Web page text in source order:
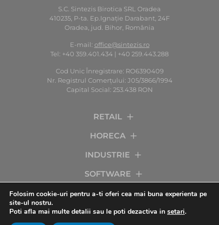
S.C. Sintezis Birotica SRL Oradea
410235, P-ta. Ep.Ignaţie Darabant, 24F
Oradea, jud. Bihor, România
E-mail: office@sintezis.ro
Tel: +40 359.401.434 | +40 259.443.288
Cod Unic Înregistrare: RO6390409
Nr. Registrul Comerţului: J05/3866/1994
Capital Social: 253.438 RON
RETAIL
HORECA
INDUSTRIE
SOFTWARE
SERVICII
COMPANIA
Folosim cookie-uri pentru a-ti oferi cea mai buna experienta pe
site-ul nostru.
Poti afla mai multe detalii sau le poti dezactiva in setari.